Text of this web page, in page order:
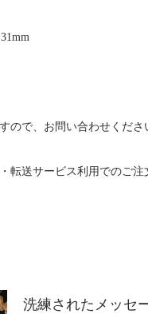
で、お問い合わせくださ
送サービス利用でのご注
洗練されたメッセ